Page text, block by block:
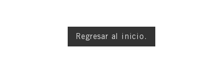
Regresar al inicio.